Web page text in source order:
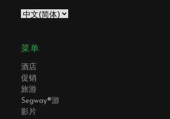
菜单
酒店
促销
旅游
Segway®游
影片